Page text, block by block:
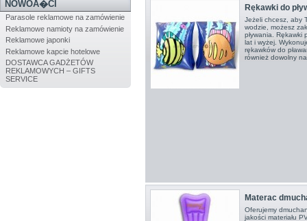
NOWOÅ�CI
Parasole reklamowe na zamówienie
Reklamowe namioty na zamówienie
Reklamowe japonki
Reklamowe kapcie hotelowe
DOSTAWCA GADŻETÓW
REKLAMOWYCH – GIFTS
SERVICE
Rękawki do
Jeżeli chcesz, aby
wodzie, możesz
pływania. Rękawki
lat i wyżej.
rękawków do
również dowolny
Materac
Oferujemy
jakości materiału